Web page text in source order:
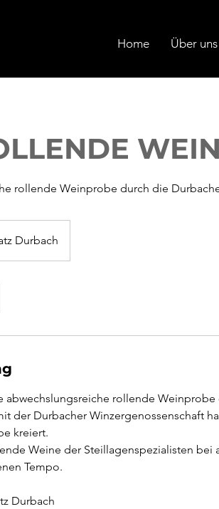
Home Über uns
rollende Weinprobe durch die
Durbach
abwechslungsreiche rollende
der Durbacher Winzergenossenschaft
kreiert.
Weine der Steillagenspezialisten bei
Tempo.
Durbach